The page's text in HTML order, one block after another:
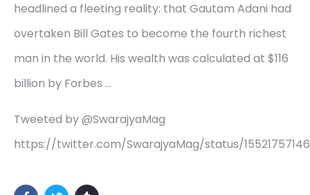
headlined a fleeting reality: that Gautam Adani had
overtaken Bill Gates to become the fourth richest
man in the world. His wealth was calculated at $116
billion by Forbes …
Tweeted by @SwarajyaMag
https://twitter.com/SwarajyaMag/status/